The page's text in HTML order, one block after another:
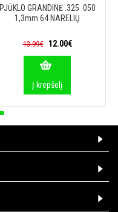
PJŪKLO GRANDINĖ .325 .050
1,3mm 64 NARELIŲ
13.99€ 12.00€
Į krepšelį